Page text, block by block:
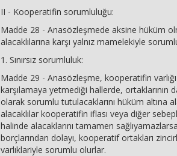
II - Kooperatifin sorumluluğu:
Madde 28 - Anasözleşmede aksine hüküm
alacaklılarına karşı yalnız mamelekiyle
1. Sınırsız sorumluluk:
Madde 29 - Anasözleşme, kooperatifin varlığı
karşılamaya yetmediği hallerde, ortaklarının
olarak sorumlu tutulacaklarını hüküm altına
alacaklılar kooperatifin iflası veya diğer
halinde alacaklarını tamamen
borçlarından dolayı, kooperatif ortakları
varlıklariyle sorumlu olurlar.